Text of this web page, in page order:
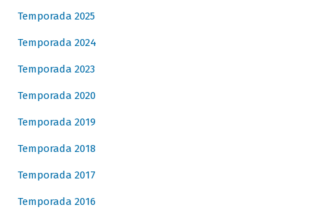
Temporada 2025
Temporada 2024
Temporada 2023
Temporada 2020
Temporada 2019
Temporada 2018
Temporada 2017
Temporada 2016